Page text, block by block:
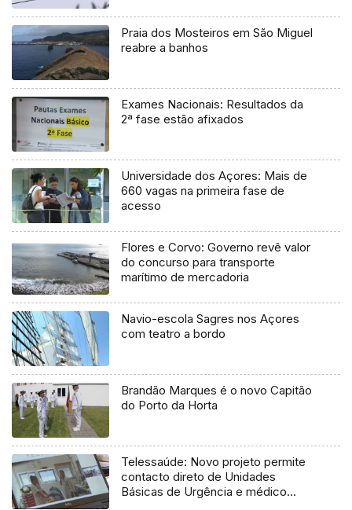
Praia dos Mosteiros em São Miguel
reabre a banhos
Exames Nacionais: Resultados da
2ª fase estão afixados
Universidade dos Açores: Mais de
660 vagas na primeira fase de
acesso
Flores e Corvo: Governo revê valor
do concurso para transporte
marítimo de mercadoria
Navio-escola Sagres nos Açores
com teatro a bordo
Brandão Marques é o novo Capitão
do Porto da Horta
Telessaúde: Novo projeto permite
contacto direto de Unidades
Básicas de Urgência e médico